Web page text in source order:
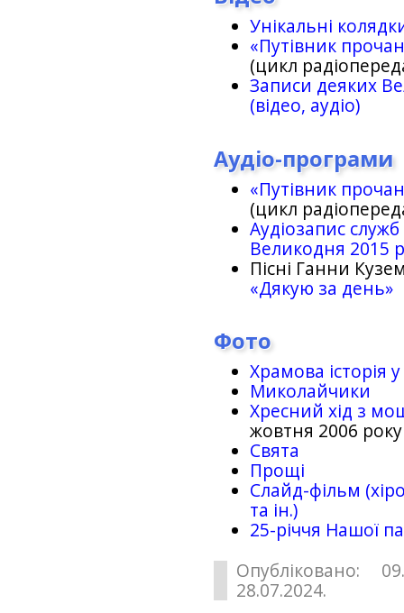
Унікальні
«Путівник
(цикл
Записи деяких
(відео, аудіо)
Аудіо-програми
«Путівник
(цикл
Аудіозапис
Великодня 2015
Пісні Ганни
«Дякую за день»
Фото
Храмова історія
Миколайчики
Хресний хід з
жовтня 2006 року
Свята
Прощі
Слайд-фільм
та ін.)
25-рiччя Нашої
Опубліковано:
28.07.2024.